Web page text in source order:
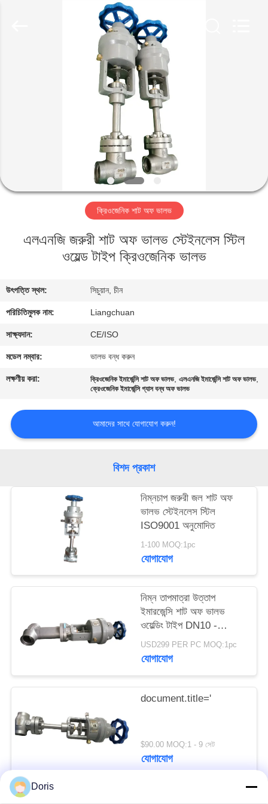
আমাদের
সম্পর্কে
কারখানা
মান
নিয়ন্ত্রণ
যোগাযোগ
করুন
খবর
উদ্ধৃতির
ম্যাপ
গোপনীয়তা
নীতি
ক্রিওজেনিক শাট অফ ভালভ
এলএনজি জরুরী শাট অফ ভালভ স্টেইনলেস স্টিল
ওয়েল্ড টাইপ ক্রিওজেনিক ভালভ
উৎপত্তি স্থল: সিচুয়ান, চীন
পরিচিতিমুলক নাম: Liangchuan
সাক্ষ্যদান: CE/ISO
মডেল নম্বার: ভালভ বন্ধ করুন
লক্ষণীয় করা: ক্রিওজেনিক ইমার্জেন্সি শাট অফ ভালভ,এলএনজি ইমার্জেন্সি শাট অফ ভালভ,
ক্রেওজেনিক ইমার্জেন্সি গ্যাস বন্ধ অফ ভালভ
আমাদের সাথে যোগাযোগ করুন!
বিশদ প্রকাশ
নিম্নচাপ জরুরী জল শাট অফ
ভালভ স্টেইনলেস স্টিল
ISO9001 অনুমোদিত
1-100 MOQ:1pc
যোগাযোগ
নিম্ন তাপমাত্রা উত্তাপ
ইমারজেন্সি শাট অফ ভালভ
ওয়েল্ডিং টাইপ DN10 -
40mm
USD299 PER PC MOQ:1pc
যোগাযোগ
document.title='
$90.00 MOQ:1 - 9 সেট
যোগাযোগ
Doris